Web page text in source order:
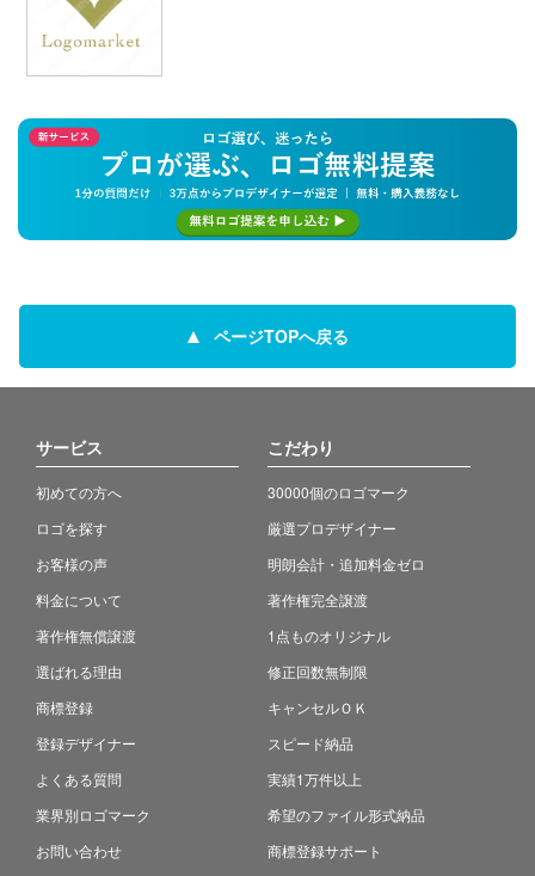
ページTOPへ戻る
サービス
初めての方へ
ロゴを探す
お客様の声
料金について
著作権無償譲渡
選ばれる理由
商標登録
登録デザイナー
よくある質問
業界別ロゴマーク
お問い合わせ
こだわり
30000個のロゴマーク
厳選プロデザイナー
明朗会計・追加料金ゼロ
著作権完全譲渡
1点ものオリジナル
修正回数無制限
キャンセルＯＫ
スピード納品
実績1万件以上
希望のファイル形式納品
商標登録サポート